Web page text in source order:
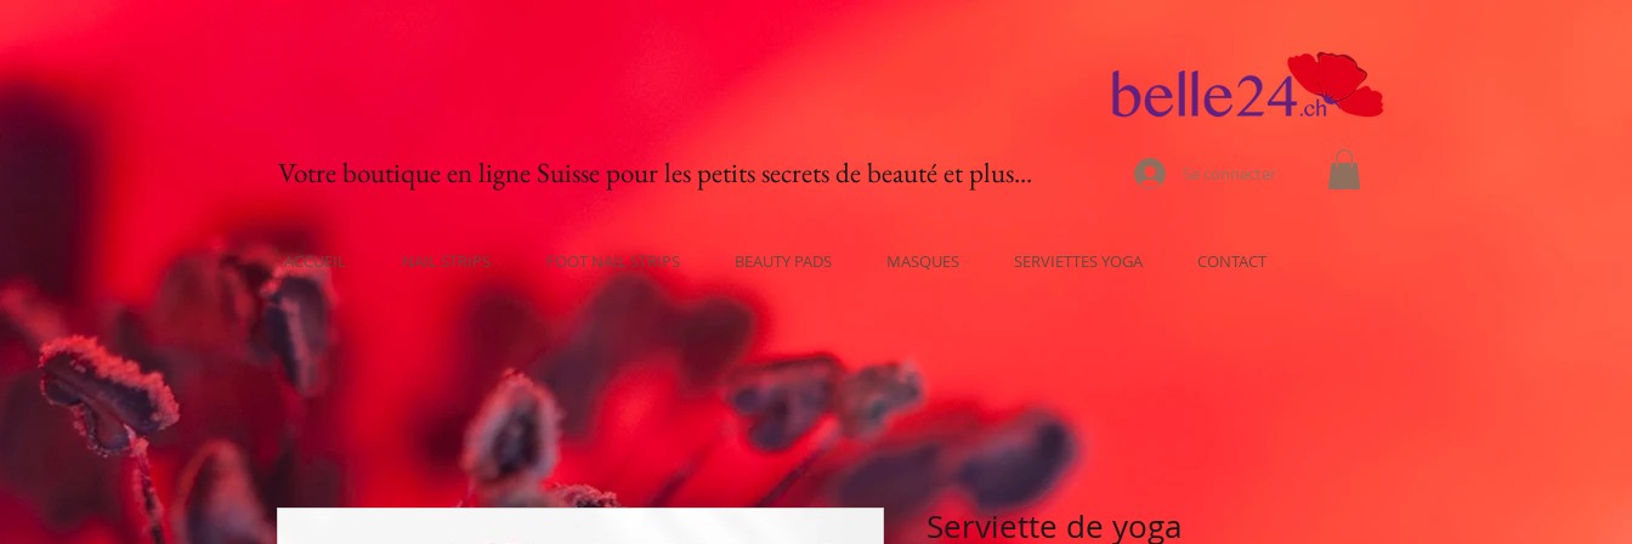
Votre boutique en ligne Suisse pour les petits secrets de beauté et plus... Se connecter
ACCUEIL NAIL STRIPS FOOT NAIL STRIPS BEAUTY PADS MASQUES SERVIETTES YOGA CONTACT
Serviette de yoga